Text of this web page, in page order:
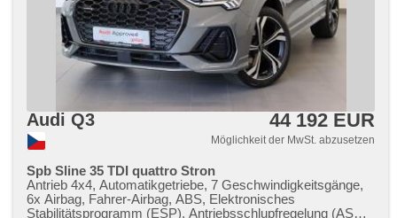
Audi Q3 44 192 EUR
Möglichkeit der MwSt. abzusetzen
Spb Sline 35 TDI quattro Stron
Antrieb 4x4, Automatikgetriebe, 7 Geschwindigkeitsgänge,
6x Airbag, Fahrer-Airbag, ABS, Elektronisches
Stabilitätsprogramm (ESP), Antriebsschlupfregelung (ASR),